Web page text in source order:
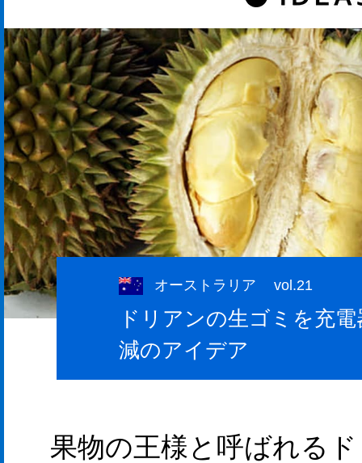
オーストラリア vol.21
ドリアンの生ゴミを充
減のアイデア
果物の王様と呼ばれる